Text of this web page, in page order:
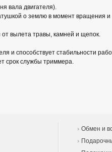
вала двигателя).
о землю в момент вращения и
вылета травы, камней и щепок.
и способствует стабильности
срок службы триммера.
Обмен и